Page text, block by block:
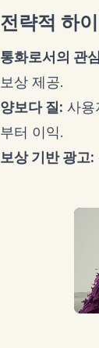
전략적 하
통화로서의 관
보상 제공.
양보다 질: 사용
부터 이익.
보상 기반 광고: